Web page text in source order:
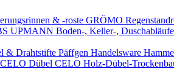
& -roste GRÖMO
UPMANN Boden-, Keller-, Duschabläufe
& Drahtstifte Päffgen Handelsware
CELO Dübel CELO Holz-Dübel-